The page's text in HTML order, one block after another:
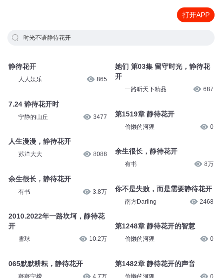
打开APP
时光不语静待花开
静待花开
人人娱乐 865
7.24 静待花开时
宁静的山丘 3477
人生漫漫，静待花开
苏洋大大 8088
余生很长，静待花开
有书 3.8万
2010.2022年一路坎坷，静待花
开
雪球 10.2万
065默默耕耘，静待花开
薇薇宁檬 4.7万
她们 第03集 留守时光，静待花
开
一路听天下精品 687
第1519章 静待花开
偷懒的河狸 0
余生很长，静待花开
有书 8万
你不是失败，而是需要静待花开
南方Darling 2468
第1248章 静待花开的智慧
偷懒的河狸 0
第1482章 静待花开的声音
偷懒的河狸 0